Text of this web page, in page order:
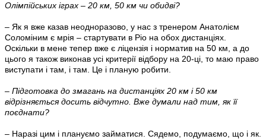
Олімпійських іграх – 20 км, 50 км чи обидві?
– Як я вже казав неодноразово, у нас з тренером Анатолієм
Соломіним є мрія – стартувати в Ріо на обох дистанціях.
Оскільки в мене тепер вже є ліцензія і норматив на 50 км, а до
цього я також виконав усі критерії відбору на 20-ці, то маю право
виступати і там, і там. Це і планую робити.
– Підготовка до змагань на дистанціях 20 км і 50 км
відрізняється досить відчутно. Вже думали над тим, як її
поєднати?
– Наразі цим і плануємо займатися. Сядемо, подумаємо, що і як.